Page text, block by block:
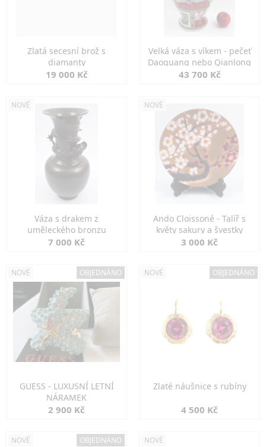
Zlatá secesní brož s
diamanty
19 000 Kč
Velká váza s víkem - pečeť
Daoguang nebo Qianlong
43 700 Kč
NOVÉ
Váza s drakem z
uměleckého bronzu
7 000 Kč
NOVÉ
Ando Cloissoné - Talíř s
květy sakury a švestky
3 000 Kč
NOVÉ OBJEDNÁNO
GUESS - LUXUSNÍ LETNÍ
NÁRAMEK
2 900 Kč
NOVÉ OBJEDNÁNO
Zlaté náušnice s rubíny
4 500 Kč
NOVÉ OBJEDNÁNO NOVÉ